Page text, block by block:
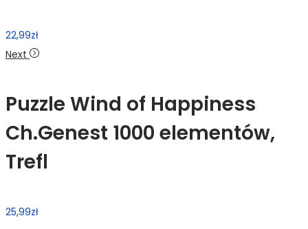
22,99zł
Next
Puzzle Wind of Happiness
Ch.Genest 1000 elementów,
Trefl
25,99zł